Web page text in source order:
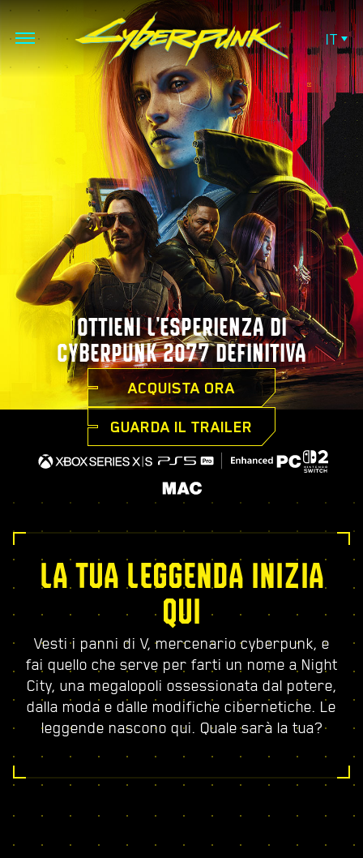
IT
OTTIENI L'ESPERIENZA DI
CYBERPUNK 2077 DEFINITIVA
ACQUISTA ORA
GUARDA IL TRAILER
LA TUA LEGGENDA INIZIA
QUI
Vesti i panni di V, mercenario cyberpunk, e
fai quello che serve per farti un nome a Night
City, una megalopoli ossessionata dal potere,
dalla moda e dalle modifiche cibernetiche. Le
leggende nascono qui. Quale sarà la tua?